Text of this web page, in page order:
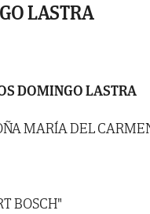
LASTRA
DOMINGO LASTRA
MARÍA DEL
BOSCH"